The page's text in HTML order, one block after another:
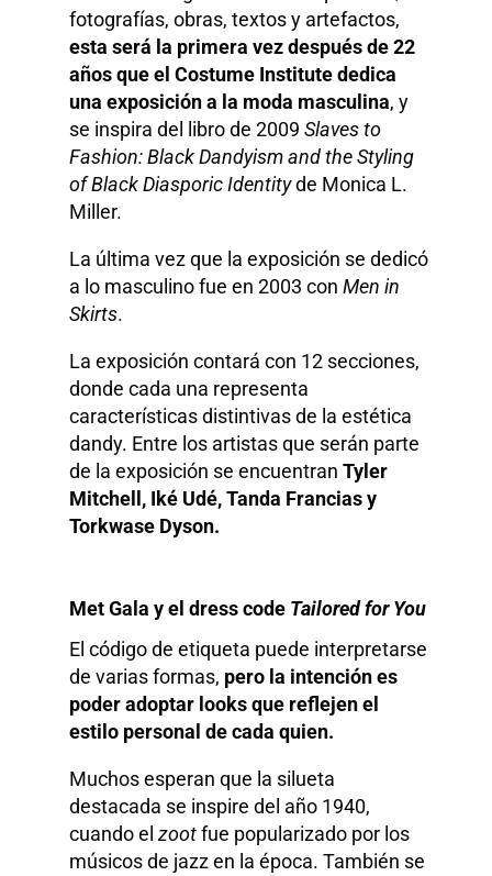
fotografías, obras, textos y artefactos,
esta será la primera vez después de 22
años que el Costume Institute dedica
una exposición a la moda masculina, y
se inspira del libro de 2009Slaves to
Fashion: Black Dandyism and the Styling
of Black Diasporic Identityde Monica L.
Miller.
La última vez que la exposición se dedicó
a lo masculino fue en 2003 conMen in
Skirts.
La exposición contará con 12 secciones,
donde cada una representa
características distintivas de la estética
dandy. Entre los artistas que serán parte
de la exposición se encuentranTyler
Mitchell, Iké Udé, Tanda Francias y
Torkwase Dyson.
Met Gala y el dress code Tailored for You
El código de etiqueta puede interpretarse
de varias formas, pero la intención es
poder adoptar looks que reflejen el
estilo personal de cada quien.
Muchos esperan que la silueta
destacada se inspire del año 1940,
cuando elzootfue popularizado por los
músicos de jazz en la época. También se